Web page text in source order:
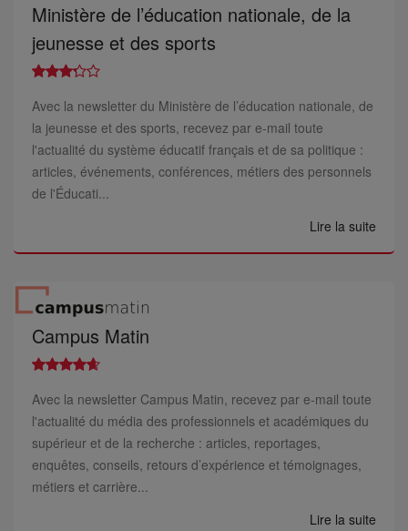
Ministère de l’éducation nationale, de la
jeunesse et des sports
Avec la newsletter du Ministère de l’éducation nationale, de
la jeunesse et des sports, recevez par e-mail toute
l'actualité du système éducatif français et de sa politique :
articles, événements, conférences, métiers des personnels
de l'Éducati...
Lire la suite
Campus Matin
Avec la newsletter Campus Matin, recevez par e-mail toute
l'actualité du média des professionnels et académiques du
supérieur et de la recherche : articles, reportages,
enquêtes, conseils, retours d’expérience et témoignages,
métiers et carrière...
Lire la suite